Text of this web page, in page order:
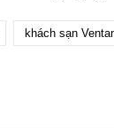
khách sạn